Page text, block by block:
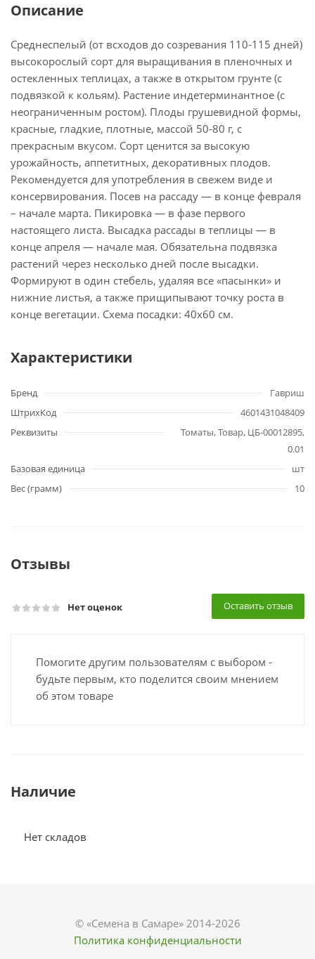
Описание
Среднеспелый (от всходов до созревания 110-115 дней)
высокорослый сорт для выращивания в пленочных и
остекленных теплицах, а также в открытом грунте (с
подвязкой к кольям). Растение индетерминантное (с
неограниченным ростом). Плоды грушевидной формы,
красные, гладкие, плотные, массой 50-80 г, с
прекрасным вкусом. Сорт ценится за высокую
урожайность, аппетитных, декоративных плодов.
Рекомендуется для употребления в свежем виде и
консервирования. Посев на рассаду — в конце февраля
– начале марта. Пикировка — в фазе первого
настоящего листа. Высадка рассады в теплицы — в
конце апреля — начале мая. Обязательна подвязка
растений через несколько дней после высадки.
Формируют в один стебель, удаляя все «пасынки» и
нижние листья, а также прищипывают точку роста в
конце вегетации. Схема посадки: 40х60 см.
Характеристики
Бренд
Гавриш
ШтрихКод
4601431048409
Реквизиты
Томаты, Товар, ЦБ-00012895,
0.01
Базовая единица
шт
Вес (грамм)
10
Отзывы
Нет оценок Оставить отзыв
Помогите другим пользователям с выбором -
будьте первым, кто поделится своим мнением
об этом товаре
Наличие
Нет складов
© «Семена в Самаре» 2014-2026
Политика конфиденциальности